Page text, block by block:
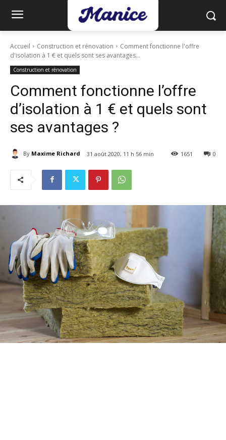
Accueil Construction et rénovation
Comment fonctionne l'offre
d'isolation à 1 € et quels sont ses avantages...
Construction et rénovation
Comment fonctionne l’offre
d’isolation à 1 € et quels sont
ses avantages ?
By Maxime Richard 31 août 2020, 11 h 56 min 0
1651